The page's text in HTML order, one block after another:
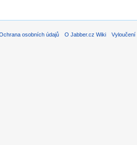
osobních údajů O Jabber.cz Wiki Vyloučení